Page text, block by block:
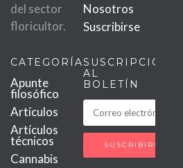
del sector
floricultor.
Nosotros
Suscribirse
CATEGORÍAS
Apunte
filosófico
Artículos
Artículos
técnicos
Cannabis
SUSCRIPCIÓN
AL
BOLETÍN